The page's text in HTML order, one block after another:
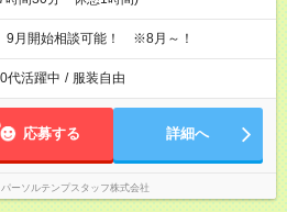
月開始相談可能！ ※8月～！
代活躍中 / 服装自由
応募する 詳細へ
パーソルテンプスタッフ株式会社